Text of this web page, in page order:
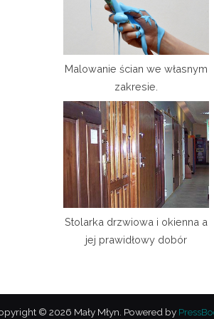
t
Malowanie ścian we własnym
zakresie.
Stolarka drzwiowa i okienna a
jej prawidłowy dobór
© 2026 Mały Młyn. Powered by